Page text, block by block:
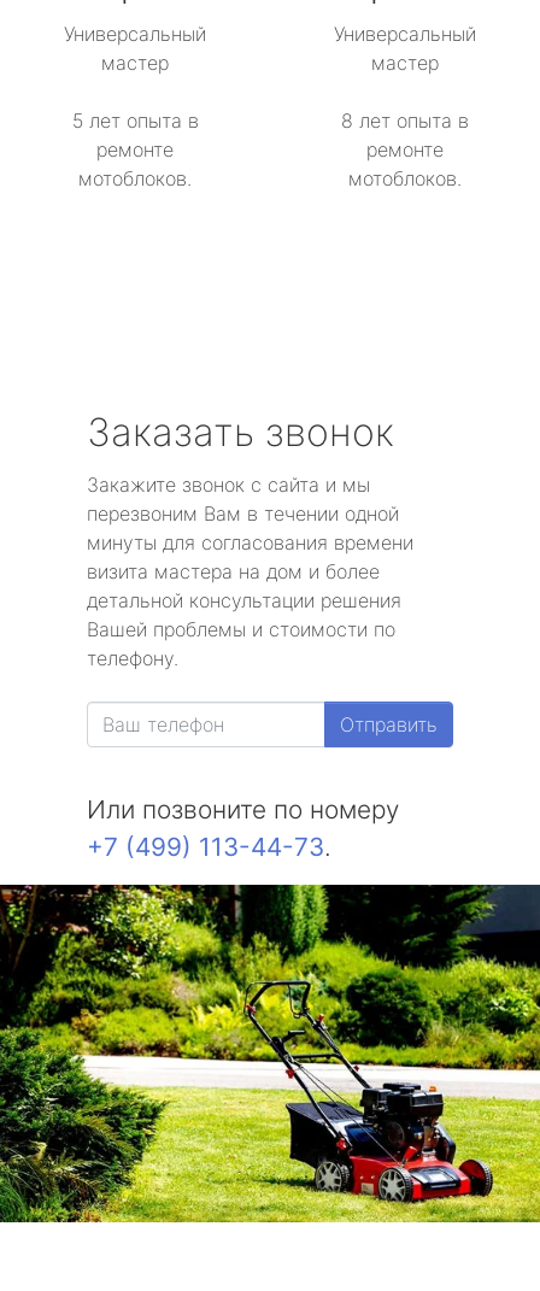
Универсальный
мастер
5 лет опыта в
ремонте
мотоблоков.
Универсальный
мастер
8 лет опыта в
ремонте
мотоблоков.
Заказать звонок
Закажите звонок с сайта и мы
перезвоним Вам в течении одной
минуты для согласования времени
визита мастера на дом и более
детальной консультации решения
Вашей проблемы и стоимости по
телефону.
Отправить
Или позвоните по номеру
+7 (499) 113-44-73.